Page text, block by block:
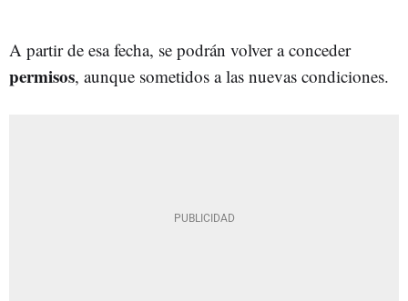
A partir de esa fecha, se podrán volver a conceder
permisos, aunque sometidos a las nuevas condiciones.